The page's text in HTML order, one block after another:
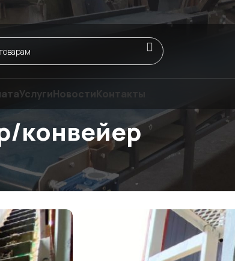
УслугиНовостиКонтакты
конвейер
Оставить заявку